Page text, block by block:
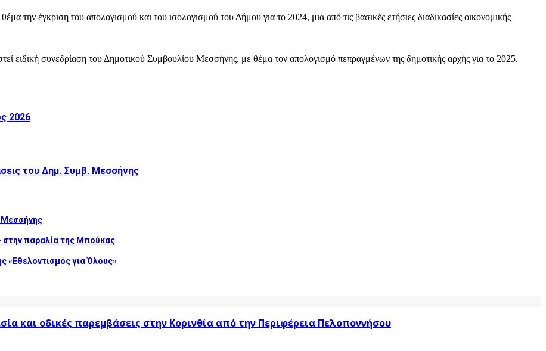
την έγκριση του απολογισμού και του ισολογισμού του Δήμου για το 2024, μια από τις βασικές ετήσιες διαδικασίες οικονομικής
ειδική συνεδρίαση του Δημοτικού Συμβουλίου Μεσσήνης, με θέμα τον απολογισμό πεπραγμένων της δημοτικής αρχής για το 2025.
2026
του Δημ. Συμβ. Μεσσήνης
Μεσσήνης
στην παραλία της Μπούκας
«Εθελοντισμός για Όλους»
και οδικές παρεμβάσεις στην Κορινθία από την Περιφέρεια Πελοποννήσου